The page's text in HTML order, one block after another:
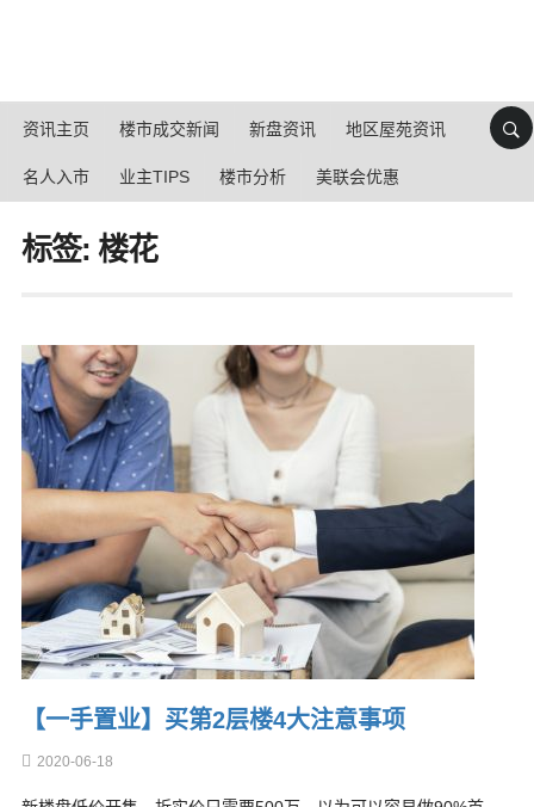
资讯主页 楼市成交新闻 新盘资讯 地区屋苑资讯
名人入市 业主TIPS 楼市分析 美联会优惠
标签: 楼花
【一手置业】买第2层楼4大注意事项
2020-06-18